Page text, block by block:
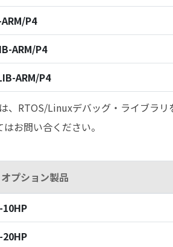
P4
ARM/P4
ARM/P4
、RTOS/Linuxデバッグ・ライブラリ
お問い合ください。
プション製品